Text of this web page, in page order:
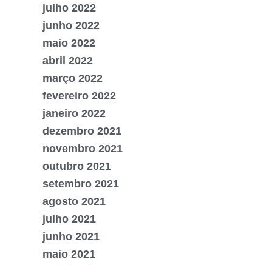
julho 2022
junho 2022
maio 2022
abril 2022
março 2022
fevereiro 2022
janeiro 2022
dezembro 2021
novembro 2021
outubro 2021
setembro 2021
agosto 2021
julho 2021
junho 2021
maio 2021